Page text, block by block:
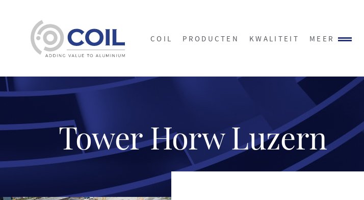
COIL PRODUCTEN KWALITEIT MEER
Tower Horw Luzern